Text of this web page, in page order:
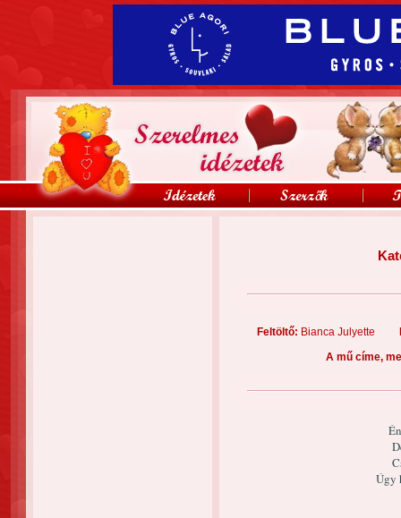
Feltöltő: Bianca Julyette
A mű címe,
Úgy